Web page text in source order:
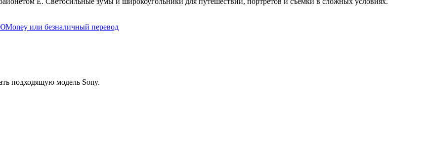
или безналичный перевод
подходящую модель Sony.